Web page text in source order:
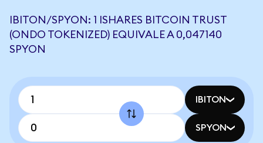
IBITON/SPYON: 1 ISHARES BITCOIN TRUST
(ONDO TOKENIZED) EQUIVALE A 0,047140
SPYON
IBITON
SPYON